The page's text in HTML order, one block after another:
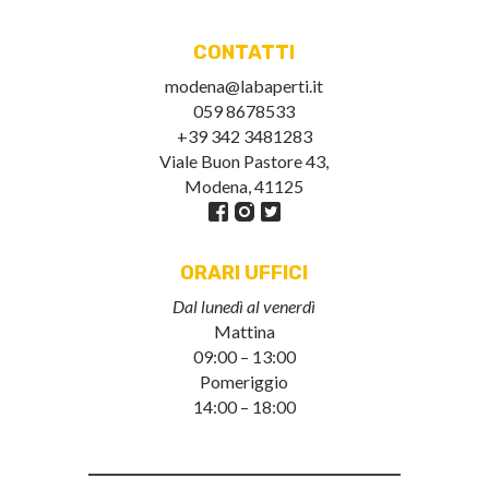
CONTATTI
modena@labaperti.it
059 8678533
+39 342 3481283
Viale Buon Pastore 43,
Modena, 41125
ORARI UFFICI
Dal lunedì al venerdì
Mattina
09:00 – 13:00
Pomeriggio
14:00 – 18:00